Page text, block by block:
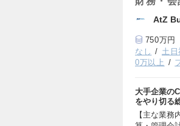
AtZ
750万円
なし
土
0万以上
大手企業の
をやり切る
【主な業